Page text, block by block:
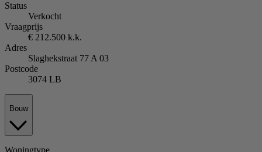
Status
Verkocht
Vraagprijs
€ 212.500 k.k.
Adres
Slaghekstraat 77 A 03
Postcode
3074 LB
Bouw
Woningtype